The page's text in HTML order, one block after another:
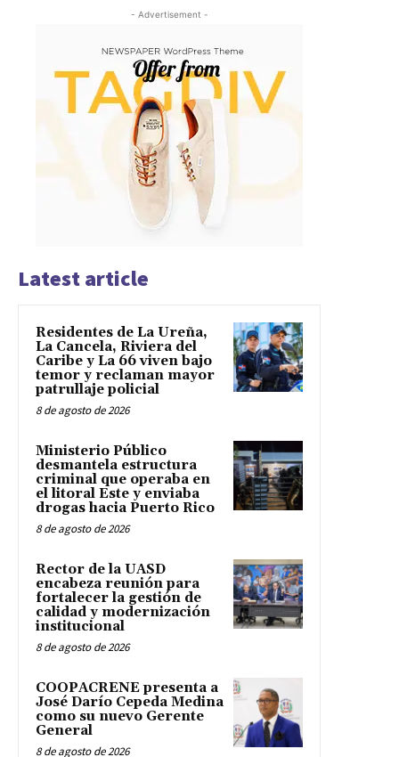
- Advertisement -
Latest article
Residentes de La Ureña,
La Cancela, Riviera del
Caribe y La 66 viven bajo
temor y reclaman mayor
patrullaje policial
8 de agosto de 2026
Ministerio Público
desmantela estructura
criminal que operaba en
el litoral Este y enviaba
drogas hacia Puerto Rico
8 de agosto de 2026
Rector de la UASD
encabeza reunión para
fortalecer la gestión de
calidad y modernización
institucional
8 de agosto de 2026
COOPACRENE presenta a
José Darío Cepeda Medina
como su nuevo Gerente
General
8 de agosto de 2026